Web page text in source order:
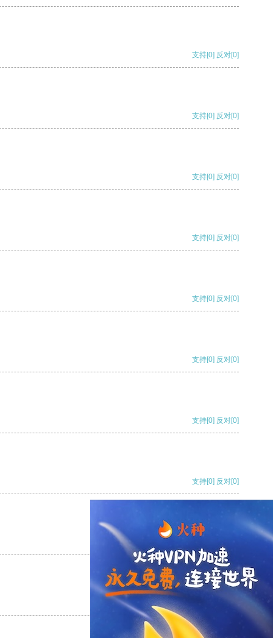
支持[0] 反对[0]
支持[0] 反对[0]
支持[0] 反对[0]
支持[0] 反对[0]
支持[0] 反对[0]
支持[0] 反对[0]
支持[0] 反对[0]
支持[0] 反对[0]
反对